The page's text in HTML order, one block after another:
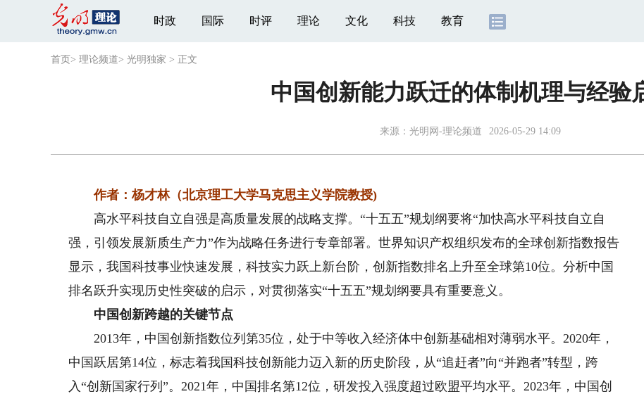
时政 国际 时评 理论 文化 科技 教育
首页 > 理论频道> 光明独家 > 正文
中国创新能力跃迁的体制机理与经验
来源： 光明网-理论频道 2026-05-29 14:09
作者：杨才林（北京理工大学马克思主义学院教授)
高水平科技自立自强是高质量发展的战略支撑。“十五五”规划纲要将“加快高水平科技自立自
强，引领发展新质生产力”作为战略任务进行专章部署。世界知识产权组织发布的全球创新指数报告
显示，我国科技事业快速发展，科技实力跃上新台阶，创新指数排名上升至全球第10位。分析中国
排名跃升实现历史性突破的启示，对贯彻落实“十五五”规划纲要具有重要意义。
中国创新跨越的关键节点
2013年，中国创新指数位列第35位，处于中等收入经济体中创新基础相对薄弱水平。2020年，
中国跃居第14位，标志着我国科技创新能力迈入新的历史阶段，从“追赶者”向“并跑者”转型，跨
入“创新国家行列”。2021年，中国排名第12位，研发投入强度超过欧盟平均水平。2023年，中国创